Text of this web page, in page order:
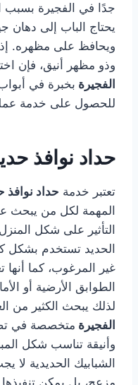
جدًا في الفجيرة بسبب
يحتاج الباب إلى دهان
ويحافظ على مظهره.
وذو مظهر أنيق، فإن
الفجيرة بخبرة في
للحصول على خدمة
حداد نوافذ
تعتبر خدمة حداد نوافذ
المهمة لكل من يبحث
التأثير على شكل
الحديد تستخدم بشكل
غير المرغوب، كما
الطوابق الأرضية أو
لذلك يبحث الكثير من
الفجيرة متخصصة في
وأنيقة تناسب شكل
الشبابيك الحديدية